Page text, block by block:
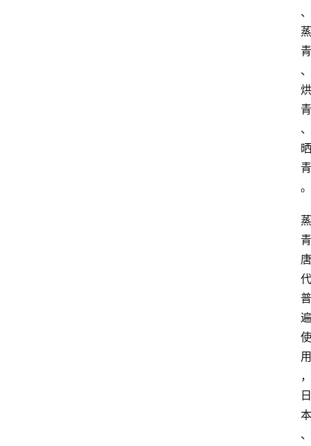
、
蒸
青
、
烘
青
、
晒
青
。
蒸
青
唐
代
普
遍
使
用
，
日
本
、